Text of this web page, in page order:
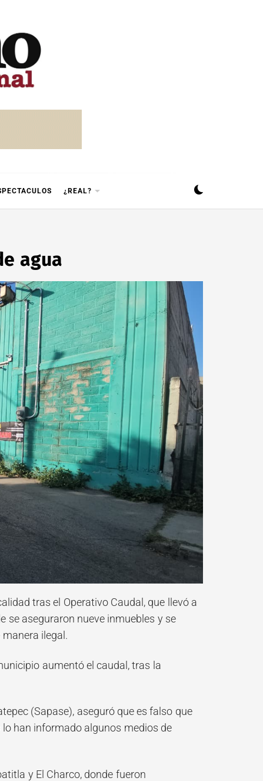
¿REAL?
agua
tras el Operativo Caudal, que llevó a
se aseguraron nueve inmuebles y se
ilegal.
aumentó el caudal, tras la
(Sapase), aseguró que es falso que
han informado algunos medios de
y El Charco, donde fueron